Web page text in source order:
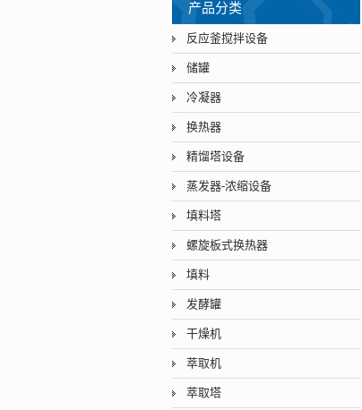
产品分类
反应釜搅拌设备
储罐
冷凝器
换热器
精馏塔设备
蒸发器-浓缩设备
填料塔
螺旋板式换热器
填料
发酵罐
干燥机
萃取机
萃取塔